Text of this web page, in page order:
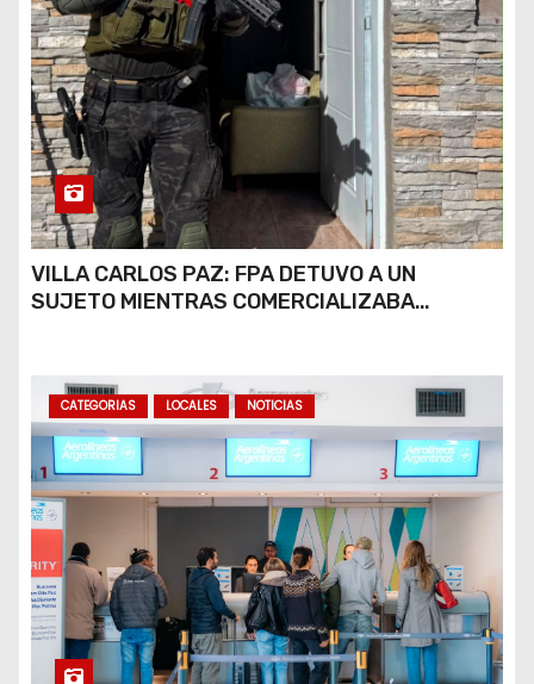
VILLA CARLOS PAZ: FPA DETUVO A UN
SUJETO MIENTRAS COMERCIALIZABA
CATEGORIAS LOCALES NOTICIAS